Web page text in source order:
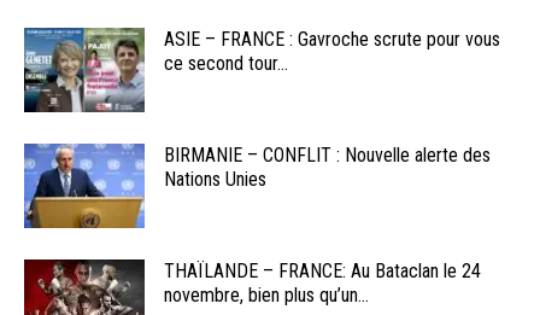
ASIE – FRANCE : Gavroche scrute pour vous
ce second tour...
BIRMANIE – CONFLIT : Nouvelle alerte des
Nations Unies
THAÏLANDE – FRANCE: Au Bataclan le 24
novembre, bien plus qu’un...